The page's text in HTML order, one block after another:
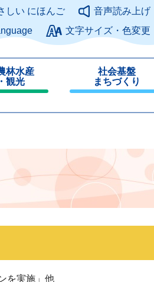
このページの本文へ
しい にほんご
音声読み上げ
文字サイズ・色変更
林水産
観光
社会基盤
まちづくり
じ
を実施」他